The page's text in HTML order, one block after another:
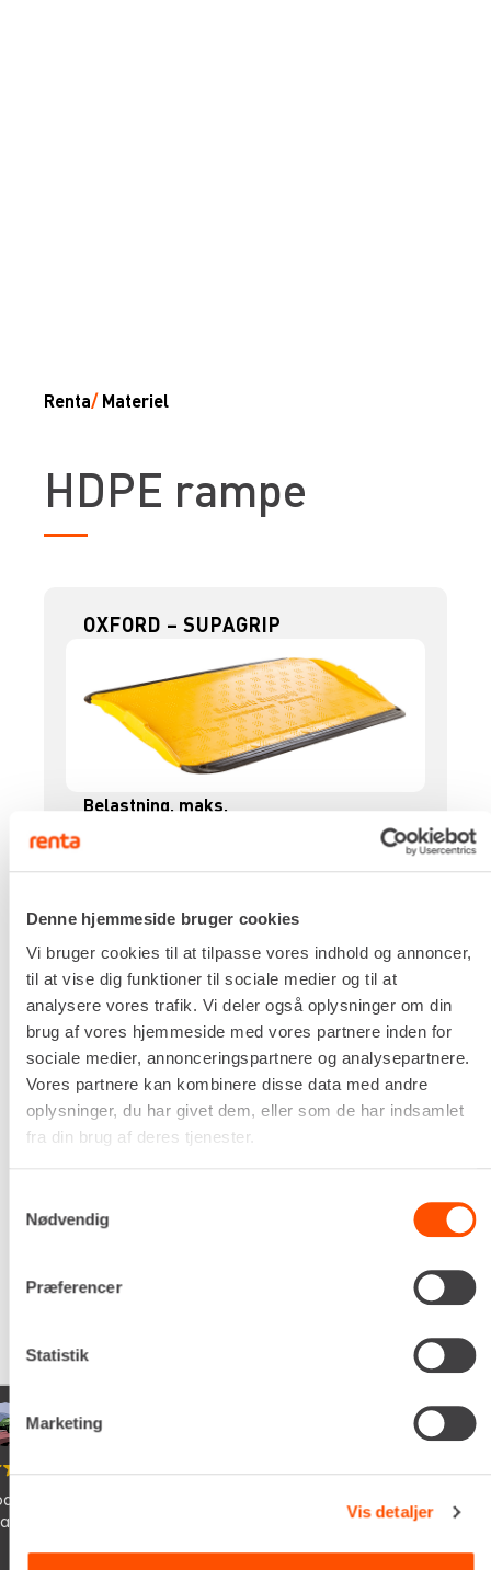
Denne hjemmeside bruger cookies
Vi bruger cookies til at tilpasse vores indhold og annoncer,
til at vise dig funktioner til sociale medier og til at
analysere vores trafik. Vi deler også oplysninger om din
brug af vores hjemmeside med vores partnere inden for
sociale medier, annonceringspartnere og analysepartnere.
Vores partnere kan kombinere disse data med andre
oplysninger, du har givet dem, eller som de har indsamlet
fra din brug af deres tjenester.
Nødvendig
Præferencer
Statistik
Marketing
Vis detaljer
Renta/ Materiel
HDPE rampe
OXFORD – SUPAGRIP
Belastning, maks.
Dimensioner (H x B x L)
Egenvægt
10,0 kg
Pr. dag DKK 62,00
Ekskl. moms
Renta udlejer kun til erhverv. Gyldigt CVR-
nummer er påkrævet.
søde chauffør som lever dine
xevo
05/02/
iallafall. Man får